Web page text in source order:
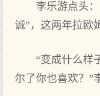
李乐游点‌头
诚”，这两年拉欧
“变成什么样
尔了你也喜欢？”